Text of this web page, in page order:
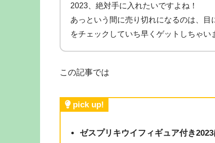
2023、絶対手に入れたいですよね！
あっという間に売り切れになるのは、
をチェックしていち早くゲットしちゃい
この記事では
pick up!
ゼスプリキウイフィギュア付き